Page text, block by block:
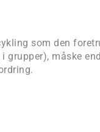
som den
måske